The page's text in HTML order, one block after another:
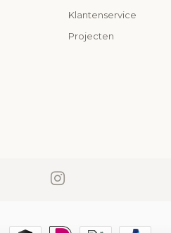
Klantenservice
Projecten